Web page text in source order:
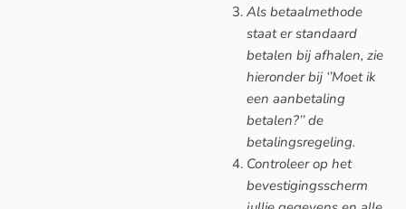
Als betaalmethode
staat er standaard
betalen bij afhalen, zie
hieronder bij ‘’Moet ik
een aanbetaling
betalen?’’ de
betalingsregeling.
Controleer op het
bevestigingsscherm